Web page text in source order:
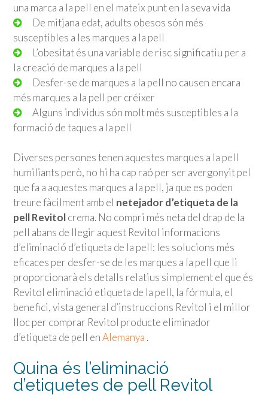
una marca a la pell en el mateix punt en la seva vida
De mitjana edat, adults obesos són més
susceptibles a les marques a la pell
L’obesitat és una variable de risc significatiu per a
la creació de marques a la pell
Desfer-se de marques a la pell no causen encara
més marques a la pell per créixer
Alguns individus són molt més susceptibles a la
formació de taques a la pell
Diverses persones tenen aquestes marques a la pell
humiliants però, no hi ha cap raó per ser avergonyit pel
que fa a aquestes marques a la pell, ja que es poden
treure fàcilment amb el netejador d’etiqueta de la
pell Revitolcrema. No compri més neta del drap de la
pell abans de llegir aquest Revitol informacions
d’eliminació d’etiqueta de la pell: les solucions més
eficaces per desfer-se de les marques a la pell que li
proporcionarà els detalls relatius simplement el que és
Revitol eliminació etiqueta de la pell, la fórmula, el
benefici, vista general d’instruccions Revitol i el millor
lloc per comprar Revitol producte eliminador
d’etiqueta de pell enAlemanya .
Quina és l’eliminació
d’etiquetes de pell Revitol